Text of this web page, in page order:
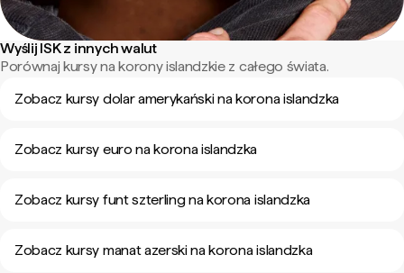
Wyślij ISK z innych walut
Porównaj kursy na korony islandzkie z całego świata.
Zobacz kursy dolar amerykański na korona islandzka
Zobacz kursy euro na korona islandzka
Zobacz kursy funt szterling na korona islandzka
Zobacz kursy manat azerski na korona islandzka